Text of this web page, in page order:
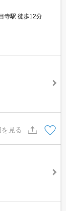
寺駅 徒歩12分
見る